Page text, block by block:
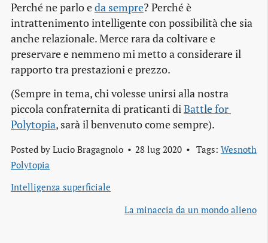
Perché ne parlo eda sempre? Perché è
intrattenimento intelligente con possibilità che sia
anche relazionale. Merce rara da coltivare e
preservare e nemmeno mi metto a considerare il
rapporto tra prestazioni e prezzo.
(Sempre in tema, chi volesse unirsi alla nostra
piccola confraternita di praticanti diBattle for
Polytopia, sarà il benvenuto come sempre).
Posted by Lucio Bragagnolo 28 lug 2020 Tags: Wesnoth
Polytopia
Intelligenza superficiale
La minaccia da un mondo alieno